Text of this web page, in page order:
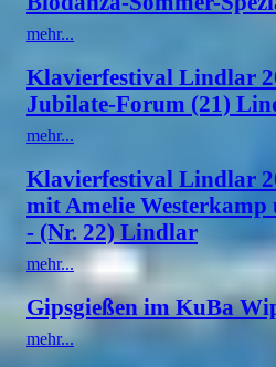
mehr...
Klavierfestival Lindlar
Jubilate-Forum (21)
mehr...
Klavierfestival Lindlar
mit Amelie
- (Nr. 22) Lindlar
mehr...
Gipsgießen im KuBa
mehr...